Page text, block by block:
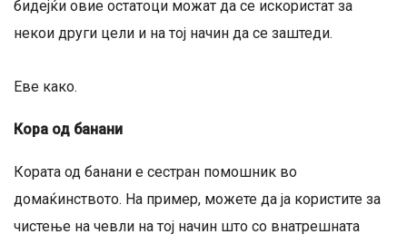
бидејќи овие остатоци можат да се искористат за
некои други цели и на тој начин да се заштеди.
Еве како.
Кора од банани
Кората од банани е сестран помошник во
домаќинството. На пример, можете да ја користите за
чистење на чевли на тој начин што со внатрешната